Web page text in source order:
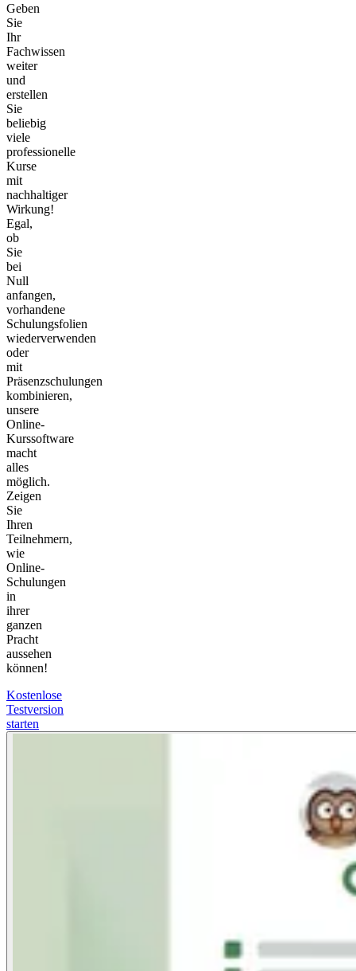
Geben
Sie
Ihr
Fachwissen
weiter
und
erstellen
Sie
beliebig
viele
professionelle
Kurse
mit
nachhaltiger
Wirkung!
Egal,
ob
Sie
bei
Null
anfangen,
vorhandene
Schulungsfolien
wiederverwenden
oder
mit
Präsenzschulungen
kombinieren,
unsere
Online-
Kurssoftware
macht
alles
möglich.
Zeigen
Sie
Ihren
Teilnehmern,
wie
Online-
Schulungen
in
ihrer
ganzen
Pracht
aussehen
können!
Kostenlose
Testversion
starten